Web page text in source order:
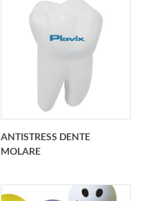
Seno femminile in
morbido antistress
personalizzato O
90x46 mm
ANTISTRESS DENTE
MOLARE